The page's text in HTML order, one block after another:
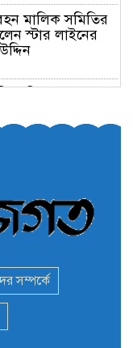
মালিক সমিতির
স্টার লাইনের
জন্য বাংলাদেশে
দেশত্যাগের
আশ্রয়ে
সম্পর্কে